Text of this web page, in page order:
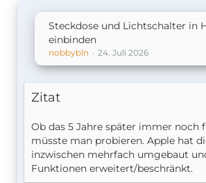
Steckdose und Lichtschalter in
einbinden
nobbybln 24. Juli 2026
Zitat
Ob das 5 Jahre später immer noch
müsste man probieren. Apple hat
inzwischen mehrfach umgebaut
Funktionen erweitert/beschränkt.